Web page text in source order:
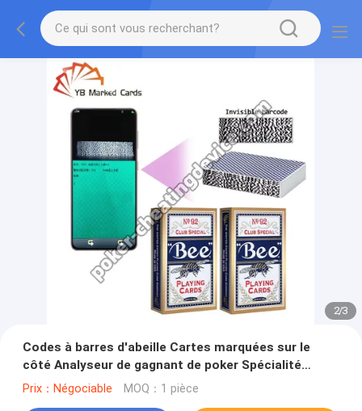
2/3
Codes à barres d'abeille Cartes marquées sur le
côté Analyseur de gagnant de poker Spécialité
Cartes étroites
Prix：Négociable MOQ：1 pièce